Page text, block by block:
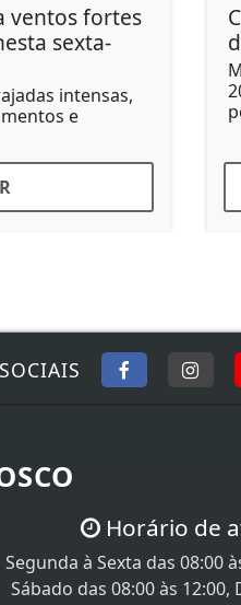
fortes
sexta-
intensas,
e
Horário de
Segunda à Sexta das 08:00
Sábado das 08:00 às